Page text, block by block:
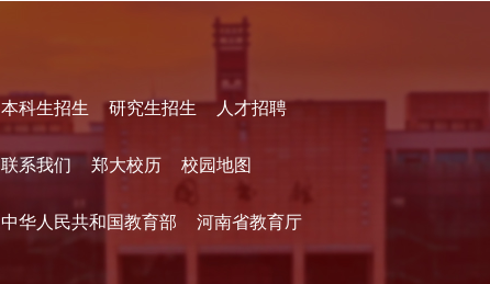
本科生招生 研究生招生 人才招聘
联系我们 郑大校历 校园地图
中华人民共和国教育部 河南省教育厅